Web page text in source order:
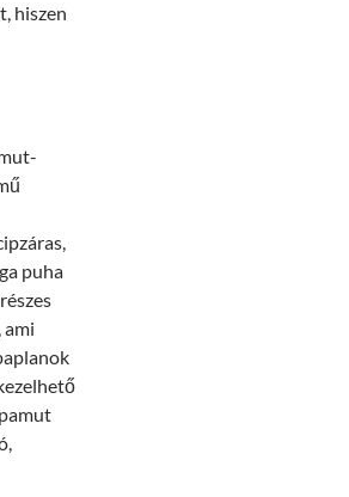
hiszen
puha
ami